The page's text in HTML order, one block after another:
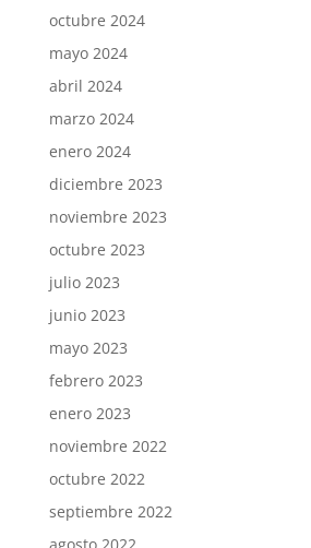
octubre 2024
mayo 2024
abril 2024
marzo 2024
enero 2024
diciembre 2023
noviembre 2023
octubre 2023
julio 2023
junio 2023
mayo 2023
febrero 2023
enero 2023
noviembre 2022
octubre 2022
septiembre 2022